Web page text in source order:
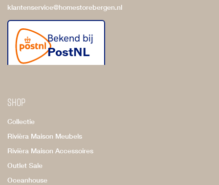
klantenservice@homestorebergen.nl
Shop
Collectie
Rivièra Maison Meubels
Rivièra Maison Accessoires
Outlet Sale
Oceanhouse